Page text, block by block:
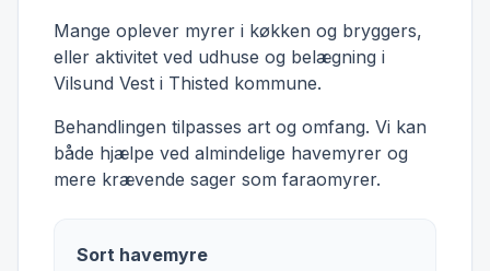
Mange oplever myrer i køkken og bryggers,
eller aktivitet ved udhuse og belægning i
Vilsund Vest i Thisted kommune.
Behandlingen tilpasses art og omfang. Vi kan
både hjælpe ved almindelige havemyrer og
mere krævende sager som faraomyrer.
Sort havemyre